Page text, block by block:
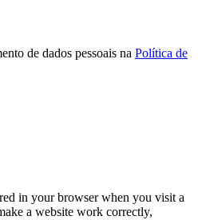
de dados pessoais na Política de
in your browser when you visit a
a website work correctly,